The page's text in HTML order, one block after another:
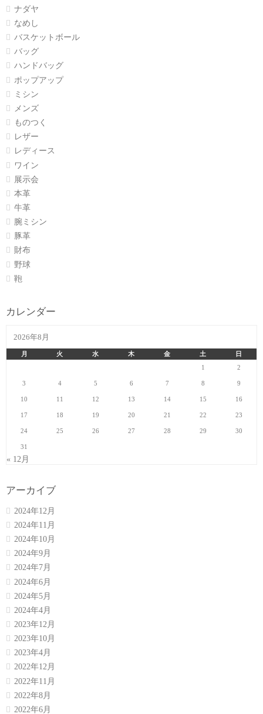
ナダヤ
なめし
バスケットボール
バッグ
ハンドバッグ
ポップアップ
ミシン
メンズ
ものつく
レザー
レディース
ワイン
展示会
本革
牛革
腕ミシン
豚革
財布
野球
鞄
カレンダー
2026年8月
月 火 水 木 金 土
日
1
2
3 4 5 6 7 8 9
10 11 12 13 14 15 16
17 18 19 20 21 22 23
24 25 26 27 28 29 30
31
« 12月
アーカイブ
2024年12月
2024年11月
2024年10月
2024年9月
2024年7月
2024年6月
2024年5月
2024年4月
2023年12月
2023年10月
2023年4月
2022年12月
2022年11月
2022年8月
2022年6月